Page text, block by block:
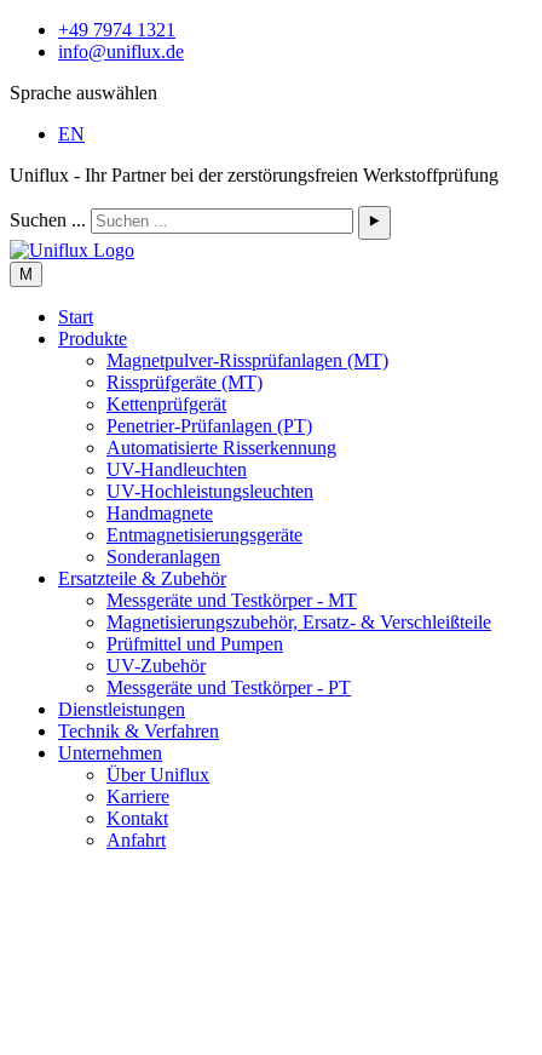
+49 7974 1321
info@uniflux.de
Sprache auswählen
EN
Uniflux - Ihr Partner bei der zerstörungsfreien Werkstoffprüfung
Suchen ... ⯈
M
Start
Produkte
Magnetpulver-Rissprüfanlagen (MT)
Rissprüfgeräte (MT)
Kettenprüfgerät
Penetrier-Prüfanlagen (PT)
Automatisierte Risserkennung
UV-Handleuchten
UV-Hochleistungsleuchten
Handmagnete
Entmagnetisierungsgeräte
Sonderanlagen
Ersatzteile & Zubehör
Messgeräte und Testkörper - MT
Magnetisierungszubehör, Ersatz- & Verschleißteile
Prüfmittel und Pumpen
UV-Zubehör
Messgeräte und Testkörper - PT
Dienstleistungen
Technik & Verfahren
Unternehmen
Über Uniflux
Karriere
Kontakt
Anfahrt